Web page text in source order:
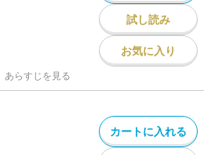
試し読み
お気に入り
あらすじを見る
カートに入れる